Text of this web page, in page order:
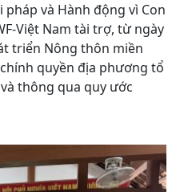
và Hành động vì Con
Việt Nam tài trợ, từ ngày
triển Nông thôn miền
quyền địa phương tổ
thông qua quy ước